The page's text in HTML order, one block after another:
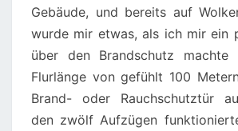
Gebäude, und bereits auf
wurde mir etwas, als ich mir ein
über den Brandschutz
Flurlänge von gefühlt 100
Brand- oder Rauchschutztür
den zwölf Aufzügen